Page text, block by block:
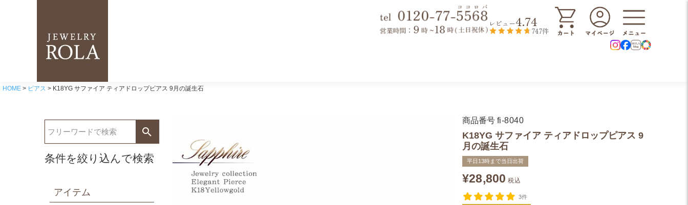
レビュー4.74
747件
HOME ピアス K18YG サファイア ティアドロップピアス 9月の誕生石
条件を絞り込んで検索
アイテム
商品番号 fi-8040
K18YG サファイア ティアドロップピアス 9
月の誕生石
平日13時まで当日出荷
¥28,800 税込
3件